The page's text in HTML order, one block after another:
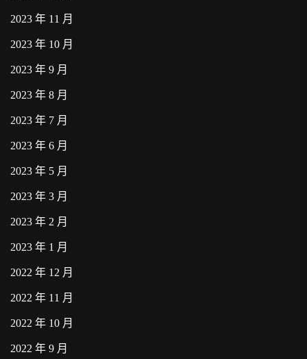
2023 年 11 月
2023 年 10 月
2023 年 9 月
2023 年 8 月
2023 年 7 月
2023 年 6 月
2023 年 5 月
2023 年 3 月
2023 年 2 月
2023 年 1 月
2022 年 12 月
2022 年 11 月
2022 年 10 月
2022 年 9 月